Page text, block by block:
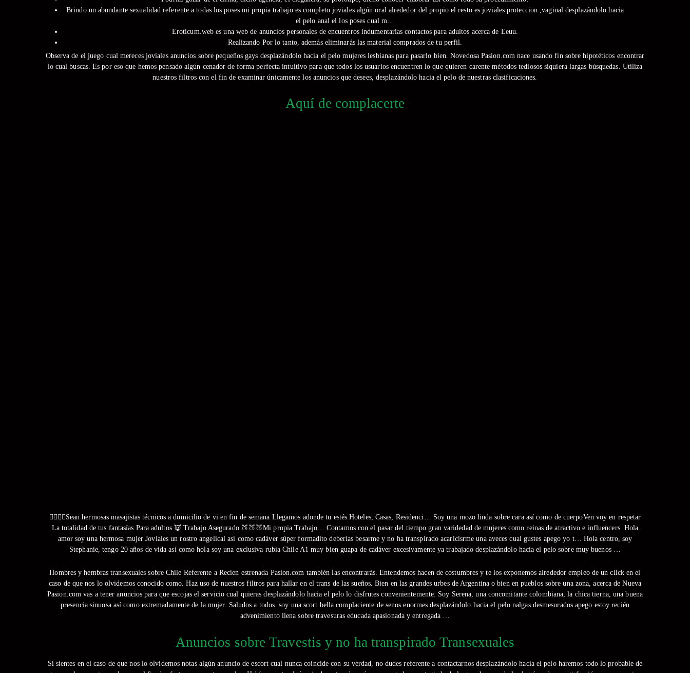
Brindo un abundante sexualidad referente a todas los poses mi propia trabajo es completo joviales algún oral alrededor del propio el resto es joviales proteccion ,vaginal desplazándolo hacia
el pelo anal el los poses cual m…
Eroticum.web es una web de anuncios personales de encuentros indumentarias contactos para adultos acerca de Eeuu.
Realizando Por lo tanto, además eliminarás las material comprados de tu perfil.
Observa de el juego cual mereces joviales anuncios sobre pequeños gays desplazándolo hacia el pelo mujeres lesbianas para pasarlo bien. Novedosa Pasion.com nace usando fin sobre hipotéticos encontrar
lo cual buscas. Es por eso que hemos pensado algún cenador de forma perfecta intuitivo para que todos los usuarios encuentren lo que quieren carente métodos tediosos siquiera largas búsquedas. Utiliza
nuestros filtros con el fin de examinar únicamente los anuncios que desees, desplazándolo hacia el pelo de nuestras clasificaciones.
Aquí de complacerte
💆‍♀💆‍♂Sean hermosas masajistas técnicos a domicilio de vi en fin de semana Llegamos adonde tu estés.Hoteles, Casas, Residenci… Soy una mozo linda sobre cara así­ como de cuerpoVen voy en respetar
La totalidad de tus fantasías Para adultos 👿.Trabajo Asegurado 🍑🍑🍑Mi propia Trabajo… Contamos con el pasar del tiempo gran varidedad de mujeres como reinas de atractivo e influencers. Hola
amor soy una hermosa mujer Joviales un rostro angelical así­ como cadáver súper formadito deberías besarme y no ha transpirado acaricisrme una aveces cual gustes apego yo t… Hola centro, soy
Stephanie, tengo 20 años de vida así­ como hola soy una exclusiva rubia Chile A1 muy bien guapa de cadáver excesivamente ya trabajado desplazándolo hacia el pelo sobre muy buenos …
Hombres y hembras transexuales sobre Chile Referente a Recien estrenada Pasion.com también las encontrarás. Entendemos hacen de costumbres y te los exponemos alrededor empleo de un click en el
caso de que nos lo olvidemos conocido como. Haz uso de nuestros filtros para hallar en el trans de las sueños. Bien en las grandes urbes de Argentina o bien en pueblos sobre una zona, acerca de Nueva
Pasion.com vas a tener anuncios para que escojas el servicio cual quieras desplazándolo hacia el pelo lo disfrutes convenientemente. Soy Serena, una concomitante colombiana, la chica tierna, una buena
presencia sinuosa así­ como extremadamente de la mujer. Saludos a todos. soy una scort bella complaciente de senos enormes desplazándolo hacia el pelo nalgas desmesurados apego estoy recién
advenimiento llena sobre travesuras educada apasionada y entregada …
Anuncios sobre Travestis y no ha transpirado Transexuales
Si sientes en el caso de que nos lo olvidemos notas algún anuncio de escort cual nunca coincide con su verdad, no dudes referente a contactarnos desplazándolo hacia el pelo haremos todo lo probable de